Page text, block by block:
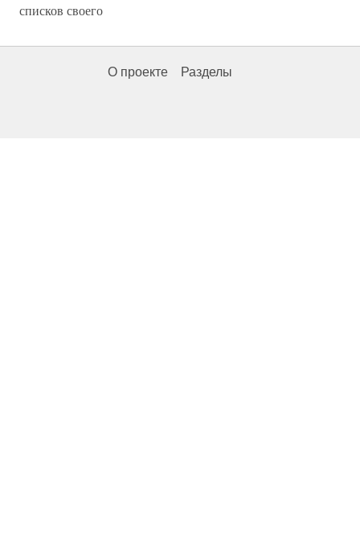
списков своего
О проекте Разделы